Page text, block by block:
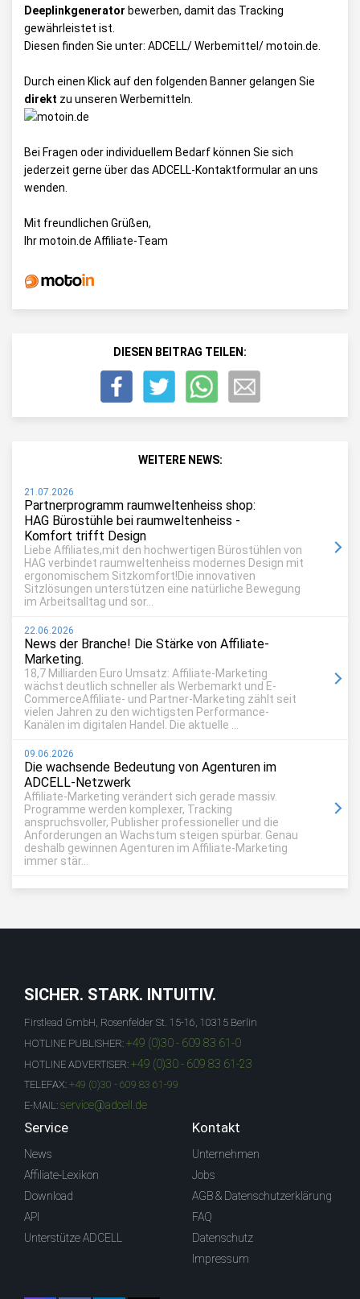
Deeplinkgenerator bewerben, damit das Tracking
gewährleistet ist.
Diesen finden Sie unter: ADCELL/ Werbemittel/ motoin.de
Durch einen Klick auf den folgenden Banner gelangen Sie
direkt zu unseren Werbemitteln.
Bei Fragen oder individuellem Bedarf können Sie sich
jederzeit gerne über das ADCELL-Kontaktformularan uns
wenden.
Mit freundlichen Grüßen,
Ihr motoin.de Affiliate-Team
DIESEN BEITRAG TEILEN:
WEITERE NEWS:
21.07.2026
Partnerprogramm raumweltenheiss shop:
HAG Bürostühle bei raumweltenheiss -
Komfort trifft Design
Liebe Affiliates,mit den hochwertigen Bürostühlen von
HAG verbindet raumweltenheiss modernes Design mit
ergonomischem Sitzkomfort!Die innovativen
Sitzlösungen unterstützen eine natürliche Bewegung
im Arbeitsalltag und sor...
22.06.2026
News der Branche! Die Stärke von Affiliate-
Marketing.
18,7 Milliarden Euro Umsatz: Affiliate-Marketing
wächst deutlich schneller als Werbemarkt und E-
CommerceAffiliate- und Partner-Marketing zählt seit
vielen Jahren zu den wichtigsten Performance-
Kanälen im digitalen Handel. Die aktuelle ...
09.06.2026
Die wachsende Bedeutung von Agenturen im
ADCELL-Netzwerk
Affiliate-Marketing verändert sich gerade massiv.
Programme werden komplexer, Tracking
anspruchsvoller, Publisher professioneller und die
Anforderungen an Wachstum steigen spürbar. Genau
deshalb gewinnen Agenturen im Affiliate-Marketing
immer stär...
SICHER. STARK. INTUITIV.
Firstlead GmbH, Rosenfelder St. 15-16, 10315 Berlin
HOTLINE PUBLISHER: +49 (0)30 - 609 83 61-0
HOTLINE ADVERTISER: +49 (0)30 - 609 83 61-23
TELEFAX: +49 (0)30 - 609 83 61-99
E-MAIL: service@adcell.de
Service
News
Affiliate-Lexikon
Download
API
Unterstütze ADCELL
Kontakt
Unternehmen
Jobs
AGB & Datenschutzerklärung
FAQ
Datenschutz
Impressum